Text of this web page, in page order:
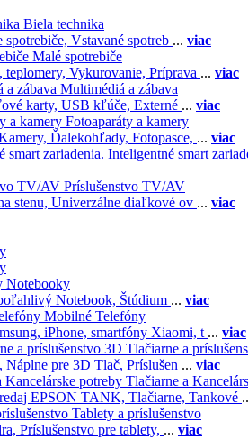
Biela technika
spotrebiče, Vstavané spotreb ... viac
Malé spotrebiče
teplomery, Vykurovanie, Príprava ... viac
Multimédiá a zábava
karty, USB kľúče, Externé ... viac
Fotoaparáty a kamery
Ďalekohľady, Fotopasce, ... viac
Inteligentné smart
Príslušenstvo TV/AV
stenu, Univerzálne diaľkové ov ... viac
Notebooky
Notebook, Štúdium ... viac
Mobilné Telefóny
iPhone, smartfóny Xiaomi, t ... viac
3D Tlačiarne a
Náplne pre 3D Tlač, Príslušen ... viac
Tlačiarne a
EPSON TANK, Tlačiarne, Tankové
Tablety a príslušenstvo
Príslušenstvo pre tablety, ... viac